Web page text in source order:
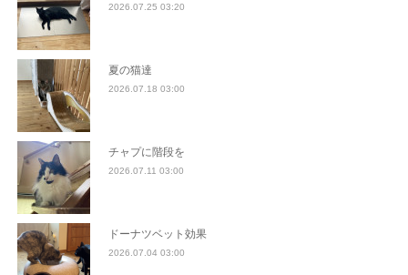
2026.07.25 03:20
夏の猫達
2026.07.18 03:00
チャプに階段を
2026.07.11 03:00
ドーナツベット効果
2026.07.04 03:00